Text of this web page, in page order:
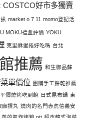
COSTCO好市多獨賣
market o 7 11 momo登記活
MOKU禮盒評價 YOKU
克里酥蛋捲好吃嗎 台北
推薦 和生御品蘇
單價位 團購手工餅乾推薦
價燒烤吃到飽 日式昆布鍋 東
麻摃丸 燒肉的名門赤虎信義安